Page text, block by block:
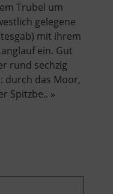
Trubel um
gelegene
mit ihrem
ein. Gut
rund sechzig
durch das Moor,
Spitzbe.. »